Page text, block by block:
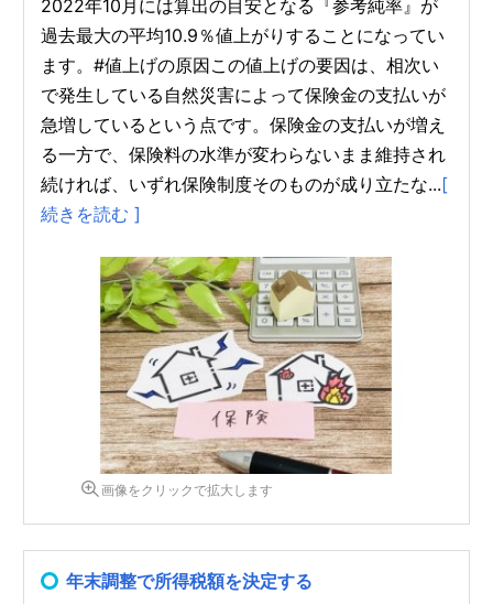
2022年10月には算出の目安となる『参考純率』が
過去最大の平均10.9％値上がりすることになってい
ます。#値上げの原因この値上げの要因は、相次い
で発生している自然災害によって保険金の支払いが
急増しているという点です。保険金の支払いが増え
る一方で、保険料の水準が変わらないまま維持され
続ければ、いずれ保険制度そのものが成り立たな...[
続きを読む ]
画像をクリックで拡大します
年末調整で所得税額を決定する